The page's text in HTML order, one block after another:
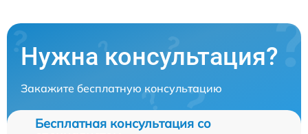
Нужна консультация?
Закажите бесплатную консультацию
Бесплатная консультация со